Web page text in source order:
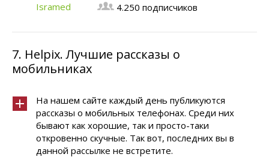
Isramed 4.250 подписчиков
7. Helpix. Лучшие рассказы о
мобильниках
На нашем сайте каждый день публикуются
рассказы о мобильных телефонах. Среди них
бывают как хорошие, так и просто-таки
откровенно скучные. Так вот, последних вы в
данной рассылке не встретите.